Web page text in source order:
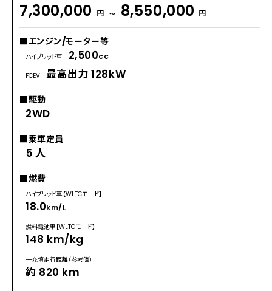
7,300,000 円 〜 8,550,000 円
■エンジン/モーター等
ハイブリッド車 2,500cc
FCEV 最高出力 128kW
■駆動
2WD
■乗車定員
5 人
■燃費
ハイブリッド車【WLTCモード】
18.0km/L
燃料電池車【WLTCモード】
148 km/kg
一充填走行距離（参考値）
約 820 km